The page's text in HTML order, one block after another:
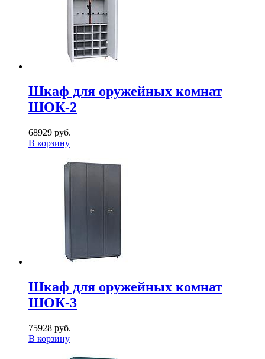
Шкаф для оружейных комнат
ШОК-2
68929 руб.
В корзину
Шкаф для оружейных комнат
ШОК-3
75928 руб.
В корзину